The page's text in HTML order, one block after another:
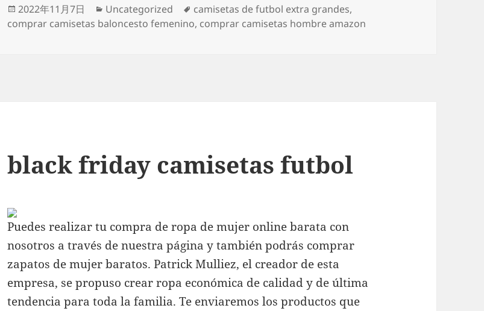
Publicado
el
2022年11月7日 Categorías
Uncategorized Etiquetas
camisetas de futbol extra grandes,
comprar camisetas baloncesto femenino, comprar camisetas hombre amazon
black friday camisetas futbol
Puedes realizar tu compra de ropa de mujer online barata con
nosotros a través de nuestra página y también podrás comprar
zapatos de mujer baratos. Patrick Mulliez, el creador de esta
empresa, se propuso crear ropa económica de calidad y de última
tendencia para toda la familia. Te enviaremos los productos que